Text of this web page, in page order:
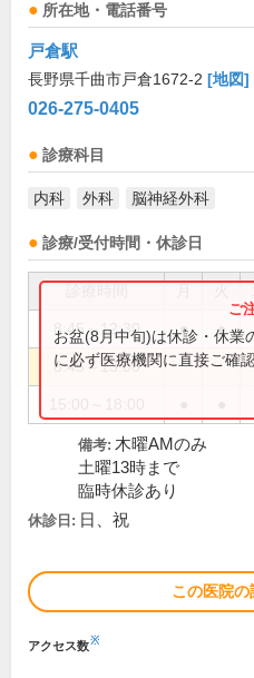
所在地・電話番号
戸倉駅
長野県千曲市戸倉1672-2 [地図]
026-275-0405
診療科目
内科 外科 脳神経外科
診療/受付時間・休診日
8:45～12:30 ● ●
8:45～13:00
お盆(8月中旬)は休診・休業
に必ず医療機関に直接ご確
備考: 木曜AMのみ
土曜13時まで
臨時休診あり
休診日: 日、祝
この医院の
アクセス数※